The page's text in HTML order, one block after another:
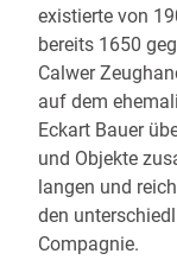
existierte von
bereits 1650
Calwer
auf dem
Eckart Bauer
und Objekte
langen und
den
Compagnie.